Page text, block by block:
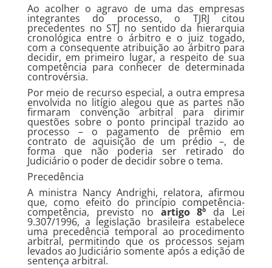
Ao acolher o agravo de uma das empresas
integrantes do processo, o TJRJ citou
precedentes no STJ no sentido da hierarquia
cronológica entre o árbitro e o juiz togado,
com a consequente atribuição ao árbitro para
decidir, em primeiro lugar, a respeito de sua
competência para conhecer de determinada
controvérsia.
Por meio de recurso especial, a outra empresa
envolvida no litígio alegou que as partes não
firmaram convenção arbitral para dirimir
questões sobre o ponto principal trazido ao
processo – o pagamento de prêmio em
contrato de aquisição de um prédio –, de
forma que não poderia ser retirado do
Judiciário o poder de decidir sobre o tema.
Preced​​​​ência
A ministra Nancy Andrighi, relatora, afirmou
que, como efeito do princípio competência-
competência, previsto no artigo 8º da Lei
9.307/1996, a legislação brasileira estabelece
uma precedência temporal ao procedimento
arbitral, permitindo que os processos sejam
levados ao Judiciário somente após a edição de
sentença arbitral.